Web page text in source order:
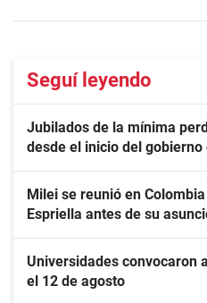
Seguí leyendo
Jubilados de la mínima
desde el inicio del gobierno
Milei se reunió en
Espriella antes de su
Universidades convocaron
el 12 de agosto